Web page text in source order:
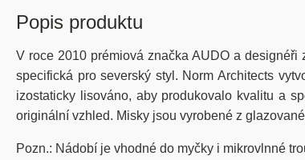
Popis produktu
V roce 2010 prémiová značka AUDO a
specifická pro severský styl. Norm Architects
izostaticky lisováno, aby produkovalo kvalitu a
originální vzhled. Misky jsou vyrobené z
Pozn.: Nádobí je vhodné do myčky i mikrovlnné